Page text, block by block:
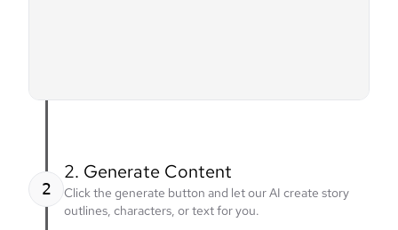
2
2. Generate Content
Click the generate button and let our AI create story
outlines, characters, or text for you.